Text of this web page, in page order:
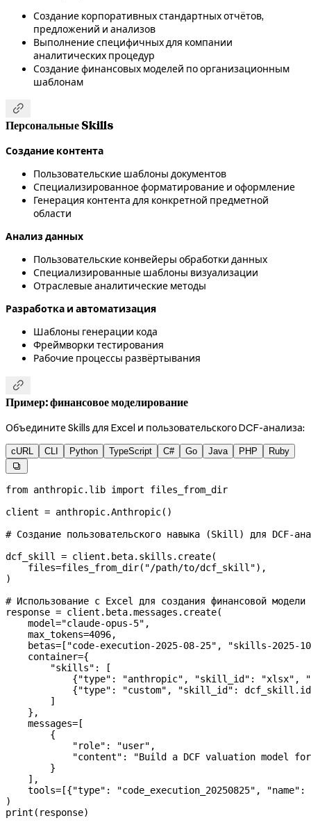
Создание корпоративных стандартных отчётов,
предложений и анализов
Выполнение специфичных для компании
аналитических процедур
Создание финансовых моделей по организационным
шаблонам

Персональные Skills
Создание контента
Пользовательские шаблоны документов
Специализированное форматирование и оформление
Генерация контента для конкретной предметной
области
Анализ данных
Пользовательские конвейеры обработки данных
Специализированные шаблоны визуализации
Отраслевые аналитические методы
Разработка и автоматизация
Шаблоны генерации кода
Фреймворки тестирования
Рабочие процессы развёртывания

Пример: финансовое моделирование
Объедините Skills для Excel и пользовательского DCF-анализа:
cURL CLI Python TypeScript C# Go Java PHP Ruby

from anthropic.lib import files_from_dir
client = anthropic.Anthropic()
# Создание пользовательского навыка (Skill) для DCF-
dcf_skill = client.beta.skills.create(
    files
=files_from_dir( "/path/to/dcf_skill"),
)
# Использование с Excel для создания финансовой модели
response = client.beta.messages.create(
    model
="claude-opus-5" ,
    max_tokens
=4096,
    betas
= [ "code-execution-2025-08-25" ,
"skills-2025-
    container
={
        "skills"
: [
            {
"type" : "anthropic" , "skill_id" : "xlsx" ,
            {
"type" : "custom" , "skill_id" :
        ]
    },
    messages
= [
        {
            "role"
: "user" ,
            "content"
:
"Build a DCF valuation model for
        }
    ],
    tools
= [{"type" : "code_execution_20250825" , "name" :
)
print (response)